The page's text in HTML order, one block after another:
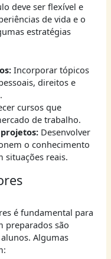
deve ser flexível e
de vida e o
estratégias
Incorporar tópicos
direitos e
cursos que
de trabalho.
Desenvolver
o conhecimento
situações reais.
é fundamental para
preparados são
Algumas